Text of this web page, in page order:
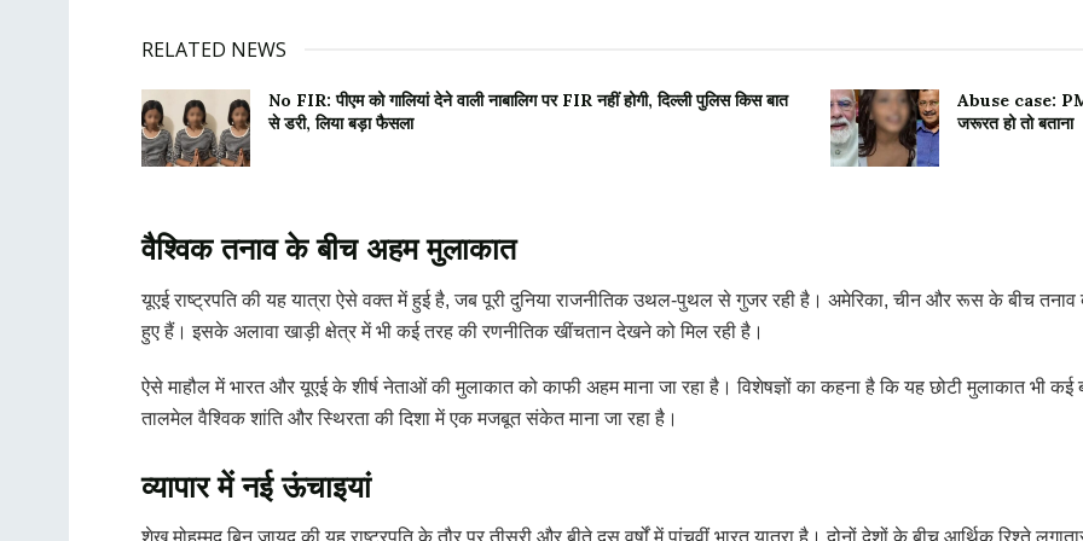
RELATED NEWS
No FIR: पीएम को गालियां देने वाली नाबालिग पर FIR नहीं होगी, दिल्ली पुलिस किस बात
से डरी, लिया बड़ा फैसला
Abuse case: PM
जरूरत हो तो बताना
वैश्विक तनाव के बीच अहम मुलाकात
यूएई राष्ट्रपति की यह यात्रा ऐसे वक्त में हुई है, जब पूरी दुनिया राजनीतिक उथल-पुथल से गुजर रही है। अमेरिका, चीन और रूस के बीच तनाव
हुए हैं। इसके अलावा खाड़ी क्षेत्र में भी कई तरह की रणनीतिक खींचतान देखने को मिल रही है।
ऐसे माहौल में भारत और यूएई के शीर्ष नेताओं की मुलाकात को काफी अहम माना जा रहा है। विशेषज्ञों का कहना है कि यह छोटी मुलाकात
तालमेल वैश्विक शांति और स्थिरता की दिशा में एक मजबूत संकेत माना जा रहा है।
व्यापार में नई ऊंचाइयां